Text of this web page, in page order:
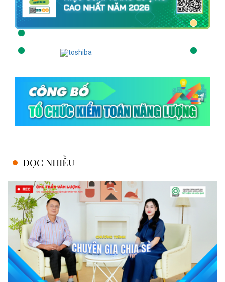
ĐỌC NHIỀU
CHUYÊN GIA CHIA SẺ - SỐ 7: Công nghệ nhiệt trong kỷ nguyên
chuyển đổi xanh
31/07/2026